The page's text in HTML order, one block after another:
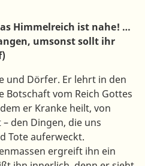
Himmelreich ist nahe! …
umsonst sollt ihr
und Dörfer. Er lehrt in den
Botschaft vom Reich Gottes
er Kranke heilt, von
den Dingen, die uns
Tote auferweckt.
ergreift ihn ein